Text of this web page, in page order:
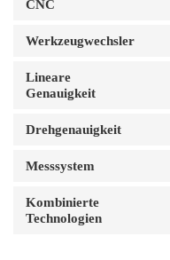
CNC
Werkzeugwechsler
Lineare
Genauigkeit
Drehgenauigkeit
Messsystem
Kombinierte
Technologien